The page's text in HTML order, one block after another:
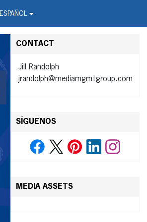
ESPAÑOL
CONTACT
Jill Randolph
jrandolph@mediamgmtgroup.com
SÍGUENOS
MEDIA ASSETS